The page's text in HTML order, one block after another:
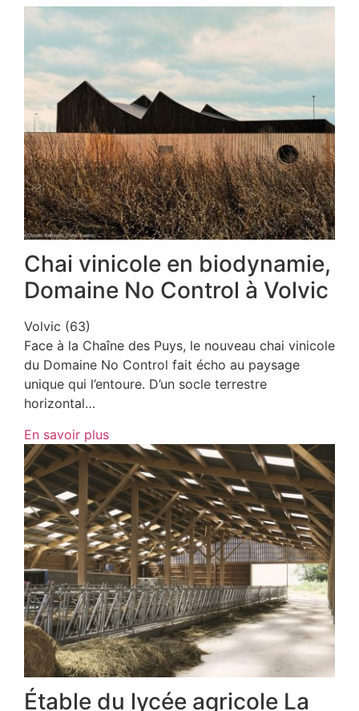
Chai vinicole en biodynamie,
Domaine No Control à Volvic
Volvic (63)
Face à la Chaîne des Puys, le nouveau chai vinicole
du Domaine No Control fait écho au paysage
unique qui l’entoure. D’un socle terrestre
horizontal…
En savoir plus
Étable du lycée agricole La